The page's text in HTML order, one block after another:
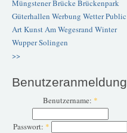
Müngstener BrückeBrückenpark
Güterhallen Werbung WetterPublic
ArtKunstAm Wegesrand Winter
WupperSolingen
>>
Benutzeranmeldung
Benutzername: *
Passwort: *